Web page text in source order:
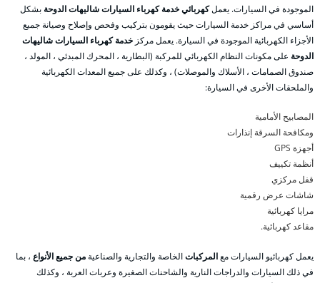
الموجودة في السيارات. يعملكهربائي خدمة كهرباء السيارات شاليهات الدوحة بشكل
أساسي في مراكز خدمة السيارات حيث يقومون بتركيب وفحص وإصلاح وصيانة جميع
الأجزاء الكهربائية الموجودة في السيارة. يعمل مركز خدمة كهرباء السيارات شاليهات
الدوحة على مكونات النظام الكهربائي للمركبة (البطارية ، المحرك المبدئي ، المولد ،
صندوق الصمامات ، الأسلاك والموصلات) ، وكذلك على جميع المعدات الكهربائية
والملحقات الأخرى في السيارة:
المصابيح الأمامية
ومكافحة السرقة إنذارات
أجهزة GPS
أنظمة تكييف
قفل مركزي
شاشات عرض رقمية
مرايا كهربائية
مقاعد كهربائية.
يعمل كهربائيو السيارات معالمركباتالخاصة والتجارية والصناعيةمن جميع الأنواع ، بما
في ذلك السيارات والدراجات النارية والشاحنات الصغيرة وعربات العربة ، وكذلك